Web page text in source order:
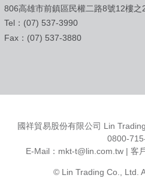
806高雄市前鎮區民權二路8號12樓之
Tel：(07) 537-3990
Fax：(07) 537-3880
國祥貿易股份有限公司 Lin
0800-
E-Mail： mkt-t@lin.com.tw | 客
© Lin Trading Co., Ltd.